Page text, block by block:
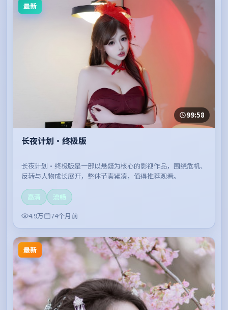
最新
99:58
长夜计划·终极版
长夜计划·终极版是一部以悬疑为核心的影视作品，围绕危机、
反转与人物成长展开，整体节奏紧凑，值得推荐观看。
高清
流畅
4.9万
74个月前
最新